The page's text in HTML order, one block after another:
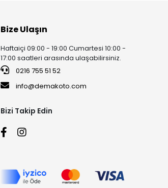
Bize Ulaşın
Haftaiçi 09:00 - 19:00 Cumartesi 10:00 -
17:00 saatleri arasında ulaşabilirsiniz.
0216 755 51 52
info@demakoto.com
Bizi Takip Edin